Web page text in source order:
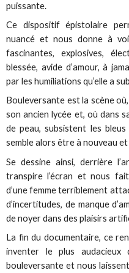
puissante.
Ce dispositif épistolaire
nuancé et nous donne à
fascinantes, explosives,
blessée, avide d’amour, à
par les humiliations qu’elle a
Bouleversante est la scène
son ancien lycée et, où dans
de peau, subsistent les bleus
semble alors être à nouveau et
Se dessine ainsi, derrière
transpire l’écran et nous
d’une femme terriblement
d’incertitudes, de manque
de noyer dans des plaisirs
La fin du documentaire, ce
inventer le plus audacieux
bouleversante et nous